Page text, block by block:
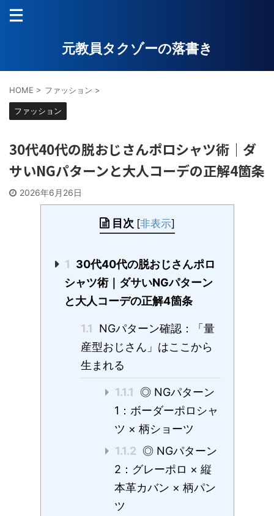
元教員タクゾーの落書き
HOME > ファッション >
ファッション
30代40代の脱おじさんポロシャツ術｜ダ
サいNGパターンと大人コーデの正解4箇条
2026年6月26日
目次 [非表示]
1 30代40代の脱おじさんポロ
シャツ術｜ダサいNGパターン
と大人コーデの正解4箇条
1.1
NGパターン確認：「量
産型おじさん」はここから
生まれる
1.1.1
◎ NGパターン
1：ボーダーポロシャ
ツ × 柄ショーツ
1.1.2 ◎ NGパターン
2：グレーポロ × 縦
本革カバン × 柄パン
ツ